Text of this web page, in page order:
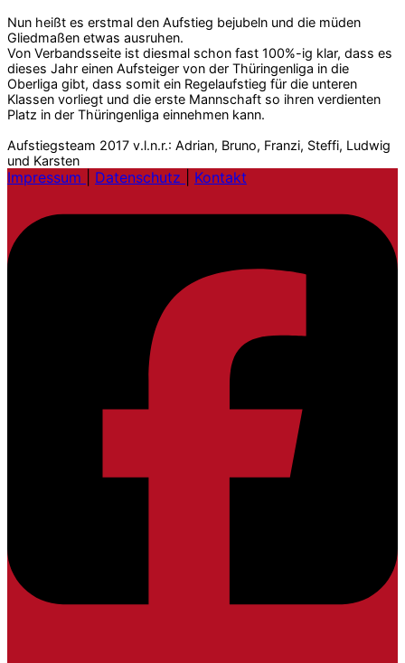
Nun heißt es erstmal den Aufstieg bejubeln und die müden
Gliedmaßen etwas ausruhen.
Von Verbandsseite ist diesmal schon fast 100%-ig klar, dass es
dieses Jahr einen Aufsteiger von der Thüringenliga in die
Oberliga gibt, dass somit ein Regelaufstieg für die unteren
Klassen vorliegt und die erste Mannschaft so ihren verdienten
Platz in der Thüringenliga einnehmen kann.
Aufstiegsteam 2017 v.l.n.r.: Adrian, Bruno, Franzi, Steffi, Ludwig
und Karsten
Impressum Datenschutz Kontakt